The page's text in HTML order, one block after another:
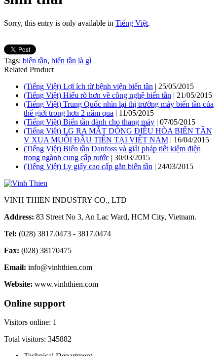
Sorry, this entry is only available in Tiếng Việt.
Tags: biến tần, biến tần là gì
Related Product
(Tiếng Việt) Lợi ích từ bệnh viện biến tần | 25/05/2015
(Tiếng Việt) Hiểu rõ hơn về công nghệ biến tần | 21/05/2015
(Tiếng Việt) Trung Quốc nhìn lại thị trường máy biến tần của
thế giới trong hơn 2 năm qua | 11/05/2015
(Tiếng Việt) Biến tần dành cho thang máy | 07/05/2015
(Tiếng Việt) LG RA MẮT DÒNG ĐIỀU HÒA BIẾN TẦN
V XUA MUỖI ĐẦU TIÊN TẠI VIỆT NAM | 16/04/2015
(Tiếng Việt) Biến tần Danfoss và giải pháp tiết kiệm điện
trong ngành cung cấp nước | 30/03/2015
(Tiếng Việt) Ly giấy cao cấp gắn biến tần | 24/03/2015
VINH THIEN INDUSTRY CO., LTD
Address: 83 Street No 3, An Lac Ward, HCM City, Vietnam.
Tel: (028) 3817.0473 - 3817.0474
Fax: (028) 38170475
Email: info@vinhthien.com
Website: www.vinhthien.com
Online support
Visitors online: 1
Total visitors: 345882